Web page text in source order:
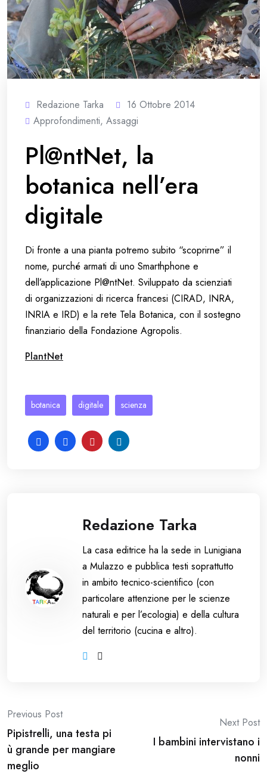
Redazione Tarka
16 Ottobre 2014
Approfondimenti, Assaggi
Pl@ntNet, la
botanica nell’era
digitale
Di fronte a una pianta potremo subito “scoprirne” il
nome, purché armati di uno Smarthphone e
dell’applicazione Pl@ntNet. Sviluppato da scienziati
di organizzazioni di ricerca francesi (CIRAD, INRA,
INRIA e IRD) e la rete Tela Botanica, con il sostegno
finanziario della Fondazione Agropolis.
PlantNet
botanica digitale scienza
Redazione Tarka
La casa editrice ha la sede in Lunigiana
a Mulazzo e pubblica testi soprattutto
in ambito tecnico-scientifico (con
particolare attenzione per le scienze
naturali e per l’ecologia) e della cultura
del territorio (cucina e altro).
Post
navigation
Previous Post
Pipistrelli, una testa pi
ù grande per mangiare
meglio
Next Post
I bambini intervistano i
nonni